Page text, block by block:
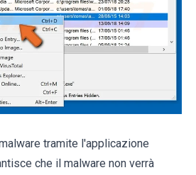
tramite l'applicazione
che il malware non verrà